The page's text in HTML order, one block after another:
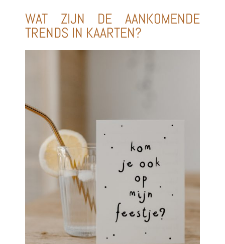
WAT ZIJN DE AANKOMENDE
TRENDS IN KAARTEN?